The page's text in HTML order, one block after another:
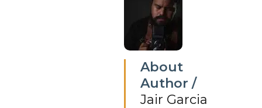
About
Author /
Jair Garcia